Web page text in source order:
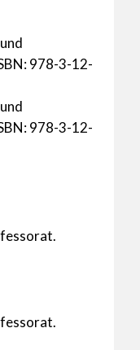
978-3-12-
978-3-12-